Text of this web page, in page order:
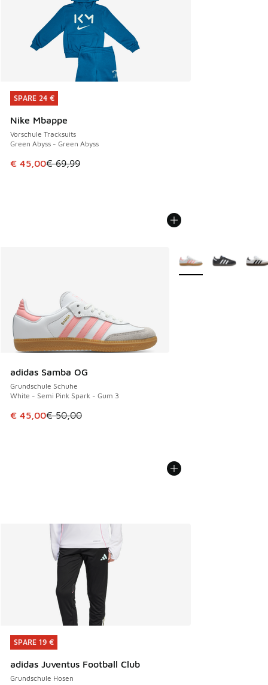
SPARE 24 €
Nike Mbappe
Vorschule Tracksuits
Green Abyss - Green Abyss
Dieser Artikel ist im Sale. Der Preis ist von € 69,99 auf €
€ 45,00€ 69,99
SPARE 24 €
adidas Samba OG
Grundschule Schuhe
White - Semi Pink Spark - Gum 3
Dieser Artikel ist im Sale. Der Preis ist von € 50,00 auf €
€ 45,00€ 50,00
Weitere Farben
SPARE 19 €
adidas Juventus Football Club
Grundschule Hosen
SPARE 19 €